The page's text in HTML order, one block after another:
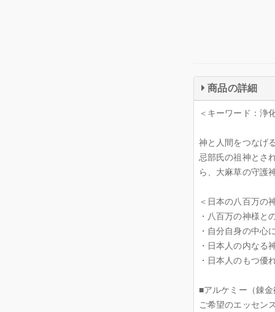
商品の詳細
＜キーワード：浄
神と人間をつなげ
忌部氏の祖神とさ
ら、大麻草の守護
＜日本の八百万
・八百万の神様と
・自分自身の中心
・日本人の内なる
・日本人のもつ優
■アルケミー（錬
ご希望のエッセン